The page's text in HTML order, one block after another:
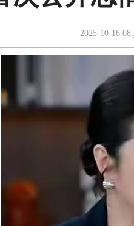
2025-10-16